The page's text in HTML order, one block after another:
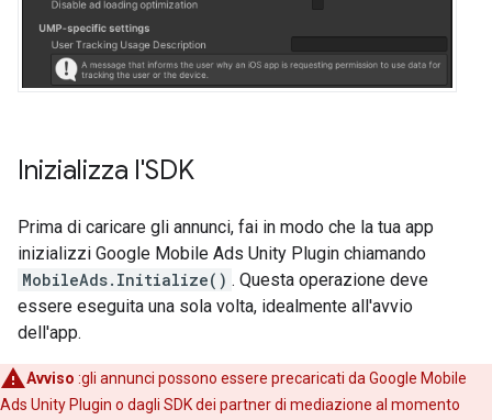
Inizializza l'SDK
Prima di caricare gli annunci, fai in modo che la tua app
inizializzi Google Mobile Ads Unity Plugin chiamando
MobileAds.Initialize() . Questa operazione deve
essere eseguita una sola volta, idealmente all'avvio
dell'app.
Avviso :gli annunci possono essere precaricati da Google Mobile
Ads Unity Plugin o dagli SDK dei partner di mediazione al momento